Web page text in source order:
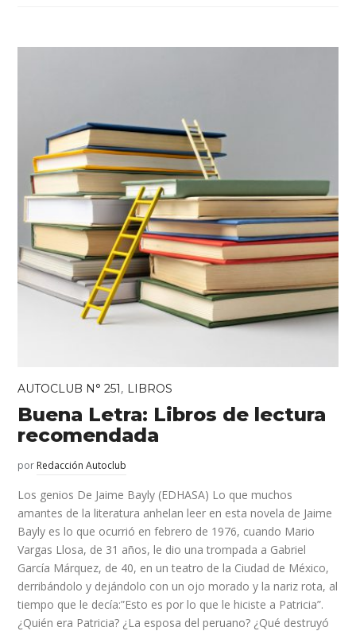
AUTOCLUB N° 251, LIBROS
Buena Letra: Libros de lectura
recomendada
por Redacción Autoclub
Los genios De Jaime Bayly (EDHASA) Lo que muchos
amantes de la literatura anhelan leer en esta novela de Jaime
Bayly es lo que ocurrió en febrero de 1976, cuando Mario
Vargas Llosa, de 31 años, le dio una trompada a Gabriel
García Márquez, de 40, en un teatro de la Ciudad de México,
derribándolo y dejándolo con un ojo morado y la nariz rota, al
tiempo que le decía:”Esto es por lo que le hiciste a Patricia”.
¿Quién era Patricia? ¿La esposa del peruano? ¿Qué destruyó